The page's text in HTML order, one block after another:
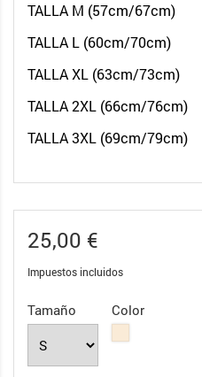
TALLA M (57cm/67cm)
TALLA L (60cm/70cm)
TALLA XL (63cm/73cm)
TALLA 2XL (66cm/76cm)
TALLA 3XL (69cm/79cm)
25,00 €
Impuestos incluidos
Tamaño Color